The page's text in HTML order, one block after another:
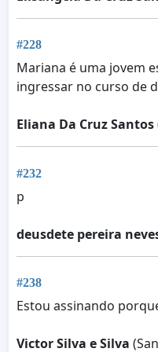
#228
Mariana é uma jovem
ingressar no curso de
Eliana Da Cruz Santos
#232
p
deusdete pereira
#238
Estou assinando
Victor Silva e Silva